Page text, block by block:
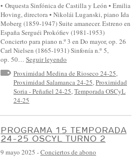
• Orquesta Sinfónica de Castilla y León • Emilia
Hoving, directora • Nikolái Luganski, piano Ida
Moberg (1859-1947) Suite amanecer. Estreno en
España Serguéi Prokófiev (1981-1953)
Concierto para piano n.º 3 en Do mayor, op. 26
Carl Nielsen (1865-1931) Sinfonía n.º 5,
op. 50… Seguir leyendo
Proximidad Medina de Rioseco 24-25,
Proximidad Salamanca 24-25,Proximidad
Soria - Peñafiel 24-25,Temporada OSCyL
24-25
PROGRAMA 15 TEMPORADA
24-25 OSCYL TURNO 2
9 mayo 2025 -Conciertos de abono